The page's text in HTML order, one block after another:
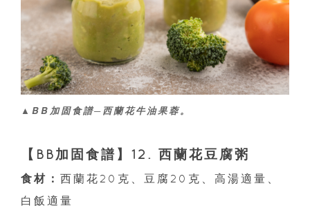
▲BB加固食譜─西蘭花牛油果蓉。
【BB加固食譜】12. 西蘭花豆腐粥
食材： 西蘭花20克、豆腐20克、高湯適量、
白飯適量